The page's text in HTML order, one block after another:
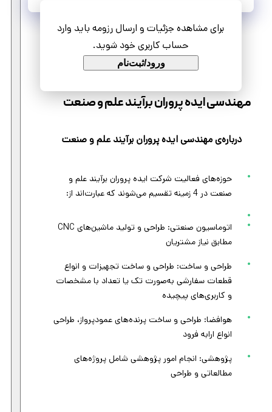
برای مشاهده جزئیات و ارسال رزومه باید وارد
حساب کاربری خود شوید.
ورود/ثبت‌نام
مشاهده همه فرصت‌ها
مهندسی ایده پروران برآیند علم و صنعت
درباره‌ی مهندسی ایده پروران برآیند علم و صنعت
حوزه‌های فعالیت شرکت ایده پروران برآیند علم و
صنعت در 4 زمینه تقسیم می‌شوند که عبارت‌اند از:
اتوماسیون صنعتی: طراحی و تولید ماشین‌های CNC
مطابق نیاز مشتریان
طراحی و ساخت: طراحی و ساخت تجهیزات و انواع
قطعات سفارشی به‌صورت تک یا تعداد با مشخصات
و کاربری‌های پیچیده
هوافضا: طراحی و ساخت پرنده‌های عمودپرواز، طراحی
انواع ارابه فرود
پژوهشی: انجام امور پژوهشی شامل پروژه‌های
مطالعاتی و طراحی